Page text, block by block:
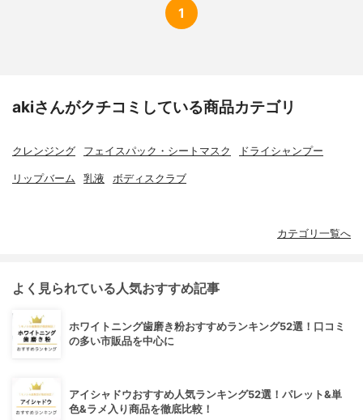
1
akiさんがクチコミしている商品カテゴリ
クレンジング フェイスパック・シートマスク ドライシャンプー
リップバーム 乳液 ボディスクラブ
カテゴリ一覧へ
よく見られている人気おすすめ記事
ホワイトニング歯磨き粉おすすめランキング52選！口コミ
の多い市販品を中心に
アイシャドウおすすめ人気ランキング52選！パレット&単
色&ラメ入り商品を徹底比較！